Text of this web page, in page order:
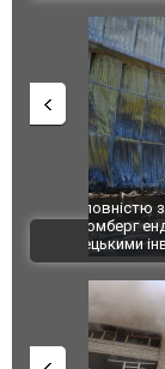
В Одесі